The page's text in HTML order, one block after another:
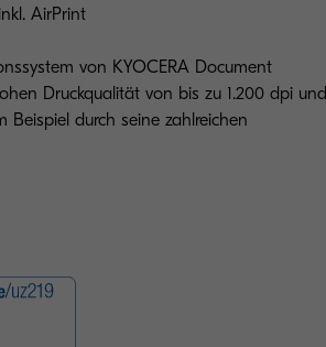
AirPrint
von KYOCERA Document
Druckqualität von bis zu 1.200 dpi und
durch seine zahlreichen